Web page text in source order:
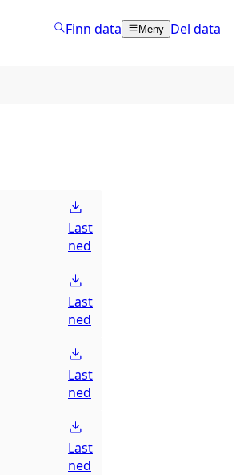
Finn data Meny Del data
Last
ned
Last
ned
Last
ned
Last
ned